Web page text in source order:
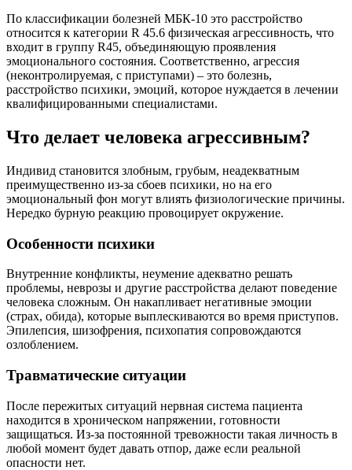
По классификации болезней МБК-10 это расстройство
относится к категории R 45.6 физическая агрессивность, что
входит в группу R45, объединяющую проявления
эмоционального состояния. Соответственно, агрессия
(неконтролируемая, с приступами) – это болезнь,
расстройство психики, эмоций, которое нуждается в лечении
квалифицированными специалистами.
Что делает человека агрессивным?
Индивид становится злобным, грубым, неадекватным
преимущественно из-за сбоев психики, но на его
эмоциональный фон могут влиять физиологические причины.
Нередко бурную реакцию провоцирует окружение.
Особенности психики
Внутренние конфликты, неумение адекватно решать
проблемы, неврозы и другие расстройства делают поведение
человека сложным. Он накапливает негативные эмоции
(страх, обида), которые выплескиваются во время приступов.
Эпилепсия, шизофрения, психопатия сопровождаются
озлоблением.
Травматические ситуации
После пережитых ситуаций нервная система пациента
находится в хроническом напряжении, готовности
защищаться. Из-за постоянной тревожности такая личность в
любой момент будет давать отпор, даже если реальной
опасности нет.